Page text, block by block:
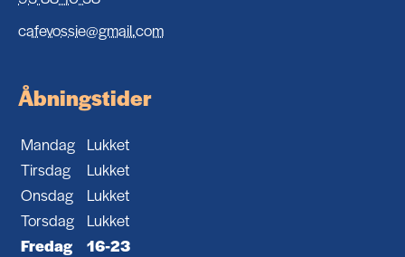
cafevossie@gmail.com
Åbningstider
Mandag Lukket
Tirsdag
Lukket
Onsdag
Lukket
Torsdag
Lukket
Fredag
16-23